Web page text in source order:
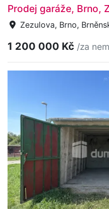
Prodej garáže, Brno,
Zezulova, Brno,
1 200 000 Kč /za